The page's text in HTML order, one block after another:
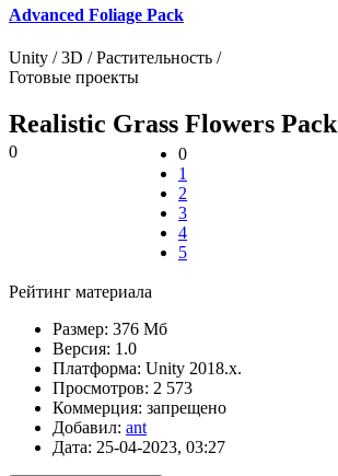
Advanced Foliage Pack
Unity / 3D / Растительность /
Готовые проекты
Realistic Grass Flowers Pack
0
0
1
2
3
4
5
Рейтинг материала
Размер: 376 Мб
Версия: 1.0
Платформа: Unity 2018.x.
Просмотров: 2 573
Коммерция: запрещено
Добавил: ant
Дата: 25-04-2023, 03:27